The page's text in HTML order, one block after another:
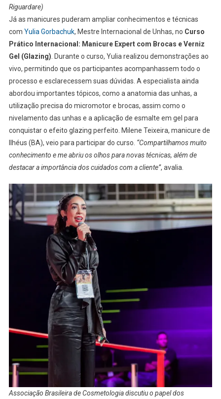
Riguardare)
Já as manicures puderam ampliar conhecimentos e técnicas
com Yulia Gorbachuk, Mestre Internacional de Unhas, no Curso
Prático Internacional: Manicure Expert com Brocas e Verniz
Gel (Glazing) . Durante o curso, Yulia realizou demonstrações ao
vivo, permitindo que os participantes acompanhassem todo o
processo e esclarecessem suas dúvidas. A especialista ainda
abordou importantes tópicos, como a anatomia das unhas, a
utilização precisa do micromotor e brocas, assim como o
nivelamento das unhas e a aplicação de esmalte em gel para
conquistar o efeito glazing perfeito. Milene Teixeira, manicure de
Ilhéus (BA), veio para participar do curso. “Compartilhamos muito
conhecimento e me abriu os olhos para novas técnicas, além de
destacar a importância dos cuidados com a cliente”, avalia.
Associação Brasileira de Cosmetologia discutiu o papel dos